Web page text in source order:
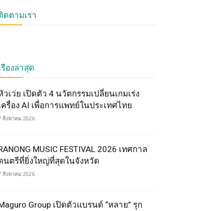
ดตามเรา
รื่องล่าสุด
วเว่ย เปิดตัว 4 นวัตกรรมเปลี่ยนเกมเร่ง
ครื่อง AI เพื่อการแพทย์ในประเทศไทย
สิงหาคม 2026
MUSIC FESTIVAL 2026 เทศกาล
นตรีที่ยิ่งใหญ่ที่สุดในจังหวัด
สิงหาคม 2026
Group เปิดตัวแบรนด์ “หลาย” รุก